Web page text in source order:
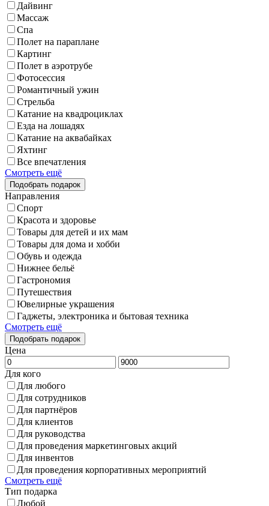
Дайвинг
Массаж
Спа
Полет на параплане
Картинг
Полет в аэротрубе
Фотосессия
Романтичный ужин
Стрельба
Катание на квадроциклах
Езда на лошадях
Катание на аквабайках
Яхтинг
Все впечатления
Смотреть ещё
Направления
Спорт
Красота и здоровье
Товары для детей и их мам
Товары для дома и хобби
Обувь и одежда
Нижнее бельё
Гастрономия
Путешествия
Ювелирные украшения
Гаджеты, электроника и бытовая техника
Смотреть ещё
Цена
Для кого
Для любого
Для сотрудников
Для партнёров
Для клиентов
Для руководства
Для проведения маркетинговых акций
Для инвентов
Для проведения корпоративных мероприятий
Смотреть ещё
Тип подарка
Любой